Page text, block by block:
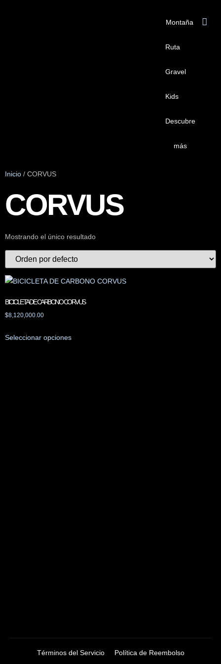
Montaña
Ruta
Gravel
Kids
Descubre
más
Inicio / CORVUS
CORVUS
Mostrando el único resultado
BICICLETA DE CARBONO CORVUS
$8,120,000.00
Seleccionar opciones
Términos del Servicio Política de Reembolso